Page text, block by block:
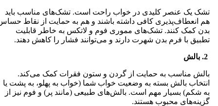
تشک یک عنصر کلیدی در خواب راحت است. تشک‌های مناسب باید
هم انعطاف‌پذیری کافی داشته باشند و هم به حمایت از نقاط
بدن کمک کنند. تشک‌های مموری فوم و لاتکس به خاطر قابلیت
تطبیق با فرم بدن شهرت دارند و می‌توانند فشار را کاهش دهند.
بالش مناسب به حمایت از گردن و ستون فقرات کمک می‌کند.
انتخاب بالش بسته به وضعیت خواب شما (خواب به پهلو، به پشت یا
به شکم) بسیار مهم است. بالش‌های طبیعی (مانند پر) و فوم نیز از
گزینه‌های محبوب هستند.